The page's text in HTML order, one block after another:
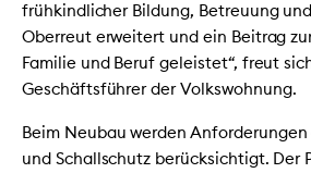
frühkindlicher Bildung, Betreuung
Oberreut erweitert und ein Beitrag
Familie und Beruf geleistet“, freut
Geschäftsführer der Volkswohnung.
Beim Neubau werden
und Schallschutz berücksichtigt. Der